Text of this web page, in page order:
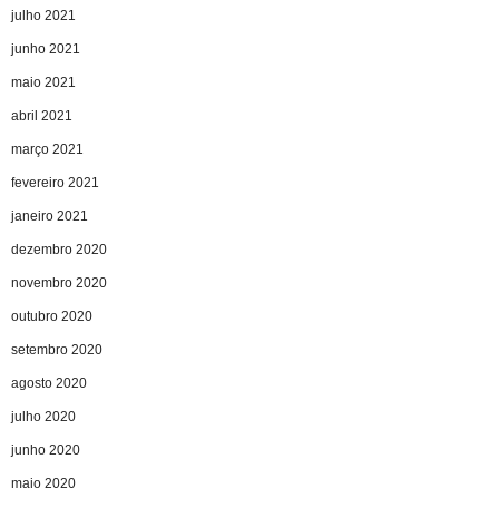
julho 2021
junho 2021
maio 2021
abril 2021
março 2021
fevereiro 2021
janeiro 2021
dezembro 2020
novembro 2020
outubro 2020
setembro 2020
agosto 2020
julho 2020
junho 2020
maio 2020